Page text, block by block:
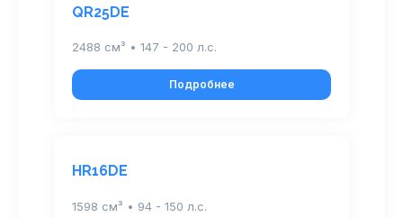
QR25DE
2488 см³ • 147 - 200 л.с.
Подробнее
HR16DE
1598 см³ • 94 - 150 л.с.